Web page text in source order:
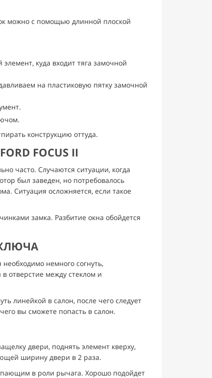
можно с помощью длинной плоской
куда входит тяга замочной
на пластиковую пятку замочной
конструкцию оттуда.
FOCUS II
часто. Случаются ситуации, когда
был заведен, но потребовалось
Ситуация осложняется, если такое
замка. Разбитие окна обойдется
немного согнуть,
отверстие между стеклом и
линейкой в салон, после чего следует
вы сможете попасть в салон.
двери, поднять элемент кверху,
ширину двери в 2 раза.
в роли рычага. Хорошо подойдет